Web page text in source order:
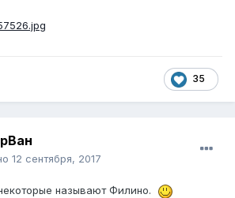
35
12 сентября, 2017
называют Филино.